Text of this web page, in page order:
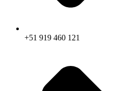
+51 919 460 121